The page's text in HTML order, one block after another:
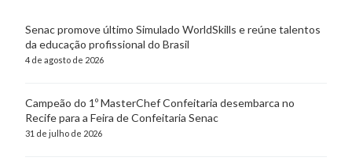
Senac promove último Simulado WorldSkills e reúne talentos
da educação profissional do Brasil
4 de agosto de 2026
Campeão do 1º MasterChef Confeitaria desembarca no
Recife para a Feira de Confeitaria Senac
31 de julho de 2026